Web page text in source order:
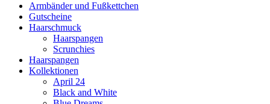
Armbänder und Fußkettchen
Gutscheine
Haarschmuck
Haarspangen
Scrunchies
Haarspangen
Kollektionen
April 24
Black and White